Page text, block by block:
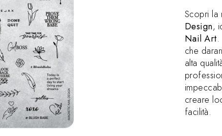
Scopri la
Design,
Nail Art
che
alta
creare
facilità.